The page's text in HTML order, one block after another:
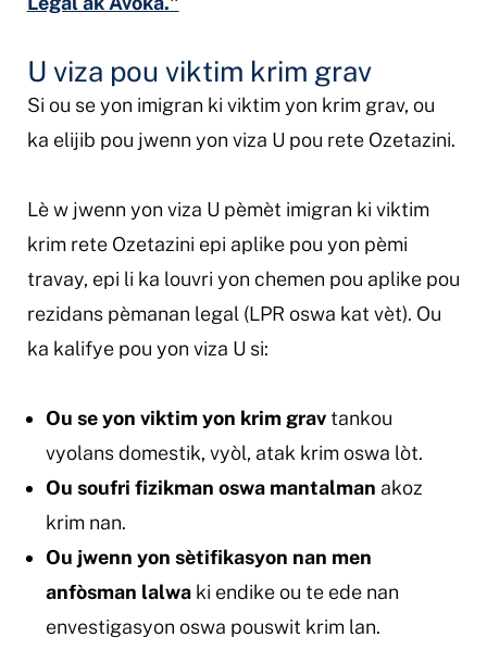
U viza pou viktim krim grav
Si ou se yon imigran ki viktim yon krim grav, ou
ka elijib pou jwenn yon viza U pou rete Ozetazini.
Lè w jwenn yon viza U pèmèt imigran ki viktim
krim rete Ozetazini epi aplike pou yon pèmi
travay, epi li ka louvri yon chemen pou aplike pou
rezidans pèmanan legal (LPR oswa kat vèt). Ou
ka kalifye pou yon viza U si:
Ou se yon viktim yon krim gravtankou
vyolans domestik, vyòl, atak krim oswa lòt.
Ou soufri fizikman oswa mantalman akoz
krim nan.
Ou jwenn yon sètifikasyon nan men
anfòsman lalwaki endike ou te ede nan
envestigasyon oswa pouswit krim lan.